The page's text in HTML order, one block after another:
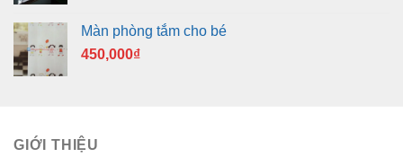
Màn phòng tắm cho bé
450,000₫
GIỚI THIỆU